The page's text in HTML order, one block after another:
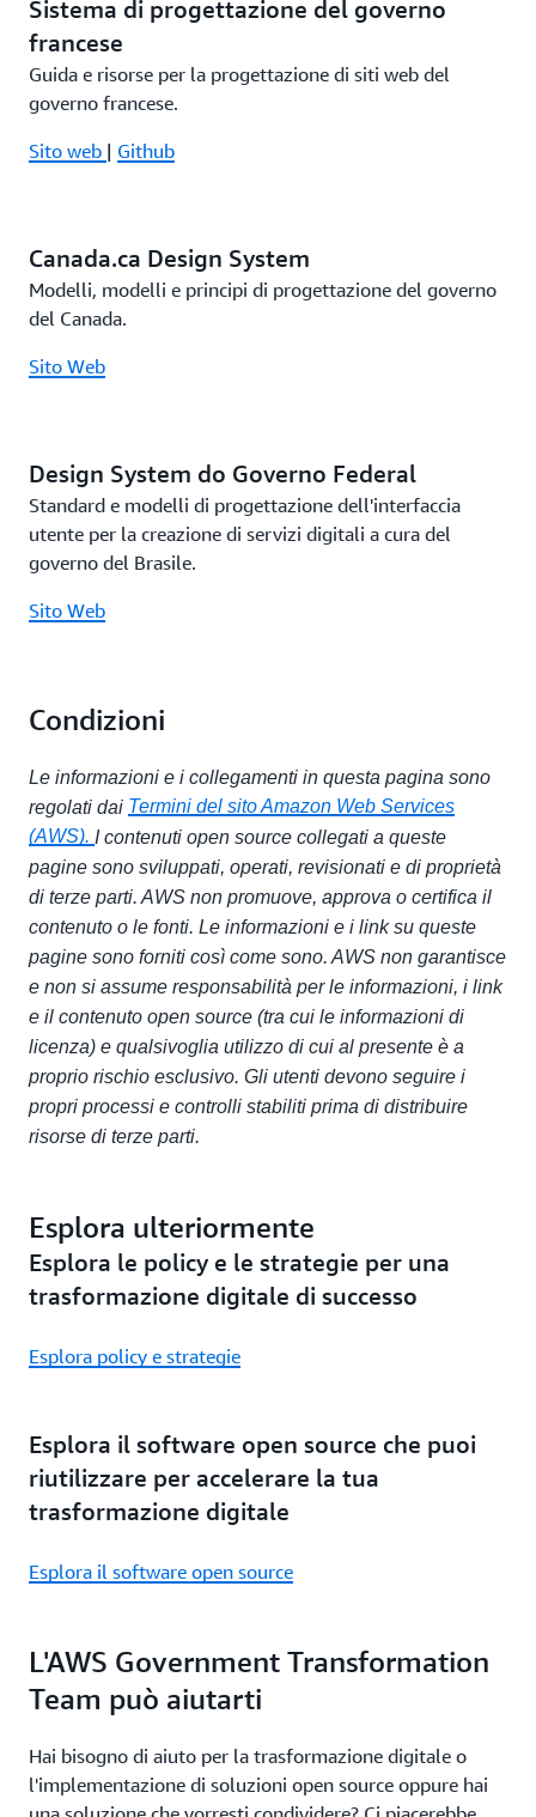
Sistema di progettazione del governo
francese
Guida e risorse per la progettazione di siti web del
governo francese.
Sito web | Github
Canada.ca Design System
Modelli, modelli e principi di progettazione del governo
del Canada.
Sito Web
Design System do Governo Federal
Standard e modelli di progettazione dell'interfaccia
utente per la creazione di servizi digitali a cura del
governo del Brasile.
Sito Web
Condizioni
Le informazioni e i collegamenti in questa pagina sono
regolati dai Termini del sito Amazon Web Services
(AWS). I contenuti open source collegati a queste
pagine sono sviluppati, operati, revisionati e di proprietà
di terze parti. AWS non promuove, approva o certifica il
contenuto o le fonti. Le informazioni e i link su queste
pagine sono forniti così come sono. AWS non garantisce
e non si assume responsabilità per le informazioni, i link
e il contenuto open source (tra cui le informazioni di
licenza) e qualsivoglia utilizzo di cui al presente è a
proprio rischio esclusivo. Gli utenti devono seguire i
propri processi e controlli stabiliti prima di distribuire
risorse di terze parti.
Esplora ulteriormente
Esplora le policy e le strategie per una
trasformazione digitale di successo
Esplora policy e strategie
Esplora il software open source che puoi
riutilizzare per accelerare la tua
trasformazione digitale
Esplora il software open source
L'AWS Government Transformation
Team può aiutarti
Hai bisogno di aiuto per la trasformazione digitale o
l'implementazione di soluzioni open source oppure hai